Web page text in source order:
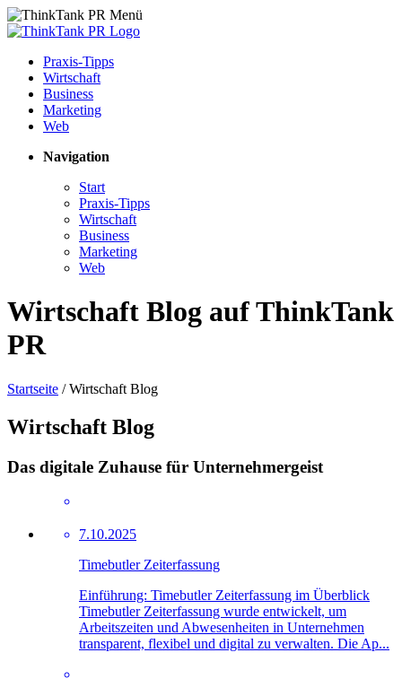
Praxis-Tipps
Wirtschaft
Business
Marketing
Web
Navigation
Start
Praxis-Tipps
Wirtschaft
Business
Marketing
Web
Wirtschaft Blog auf ThinkTank
PR
Startseite / Wirtschaft Blog
Wirtschaft Blog
Das digitale Zuhause für Unternehmergeist
7.10.2025
Timebutler Zeiterfassung
Einführung: Timebutler Zeiterfassung im Überblick
Timebutler Zeiterfassung wurde entwickelt, um
Arbeitszeiten und Abwesenheiten in Unternehmen
transparent, flexibel und digital zu verwalten. Die Ap...